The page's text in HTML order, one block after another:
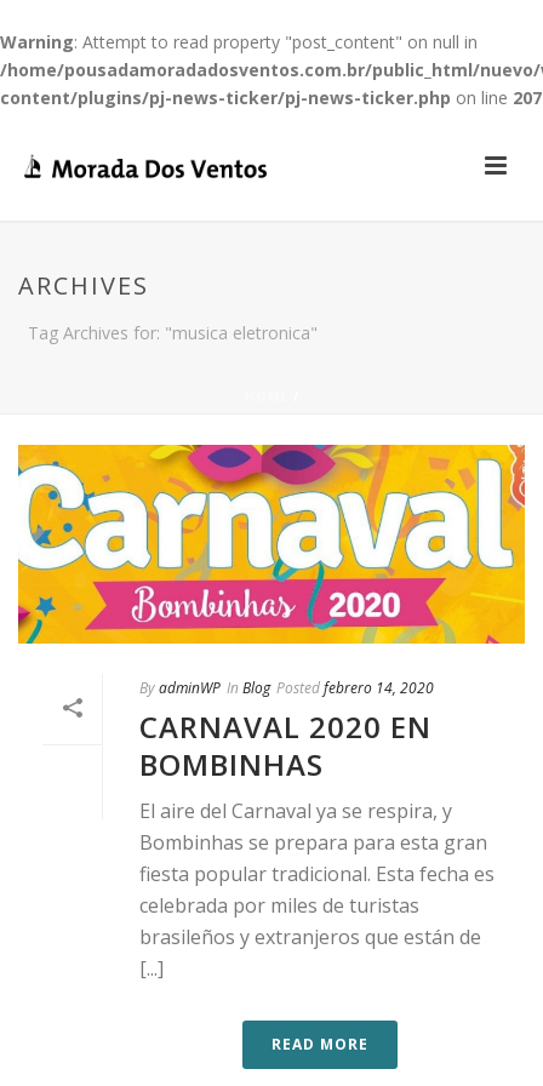
Warning: Attempt to read property "post_content" on null in
/home/pousadamoradadosventos.com.br/public_html/
content/plugins/pj-news-ticker/pj-news-ticker.php on line 207
ARCHIVES
Tag Archives for: "musica eletronica"
ByadminWP In Blog Postedfebrero 14, 2020
CARNAVAL 2020 EN
BOMBINHAS
El aire del Carnaval ya se respira, y
Bombinhas se prepara para esta gran
fiesta popular tradicional. Esta fecha es
celebrada por miles de turistas
brasileños y extranjeros que están de
[...]
READ MORE